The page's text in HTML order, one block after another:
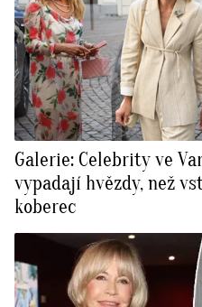
Galerie: Celebrity ve
vypadají hvězdy, než
koberec